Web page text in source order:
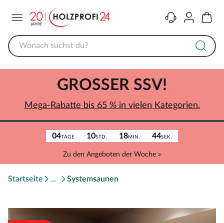
KontaktKonto
04TAGE 10STD. 18MIN. 44SEK.
Zu den Angeboten der Woche »
GROSSER SSV!
Mega-Rabatte bis 65 % in vielen Kategorien.
Startseite Systemsaunen